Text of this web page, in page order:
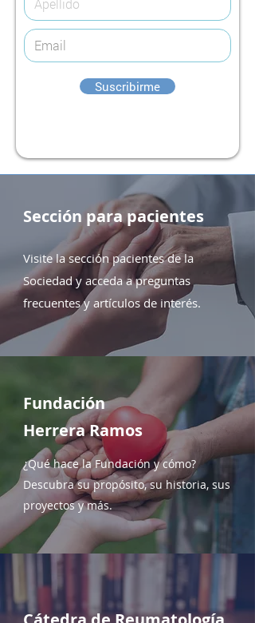
Suscribirme
Sección para pacientes
Visite la sección pacientes de la
Sociedad y acceda a preguntas
frecuentes y artículos de interés.
Fundación
Herrera Ramos
¿Qué hace la Fundación y cómo?
Descubra su propósito, su historia, sus
proyectos y más.